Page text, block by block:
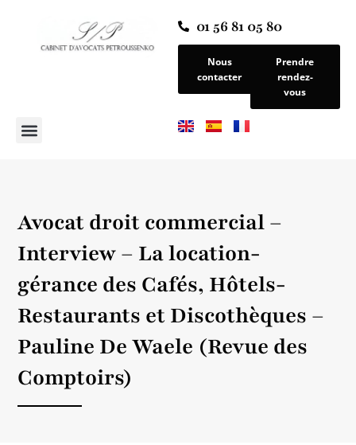
01 56 81 05 80
Nous
contacter
Prendre
rendez-
vous
Avocat droit commercial –
Interview – La location-
gérance des Cafés, Hôtels-
Restaurants et Discothèques –
Pauline De Waele (Revue des
Comptoirs)